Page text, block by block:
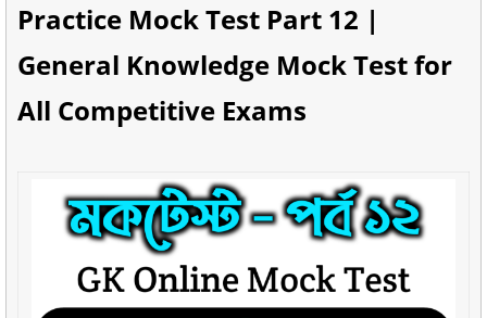
Practice Mock Test Part 12 |
General Knowledge Mock Test for
All Competitive Exams